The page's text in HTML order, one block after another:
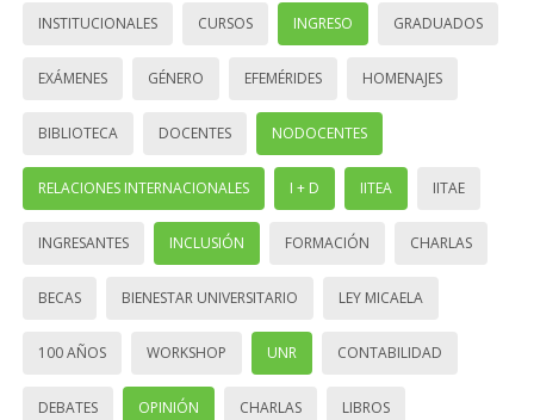
INSTITUCIONALES CURSOS INGRESO GRADUADOS
EXÁMENES GÉNERO EFEMÉRIDES HOMENAJES
BIBLIOTECA DOCENTES NODOCENTES
RELACIONES INTERNACIONALES I + D IITEA IITAE
INGRESANTES INCLUSIÓN FORMACIÓN CHARLAS
BECAS BIENESTAR UNIVERSITARIO LEY MICAELA
100 AÑOS WORKSHOP UNR CONTABILIDAD
DEBATES OPINIÓN CHARLAS LIBROS